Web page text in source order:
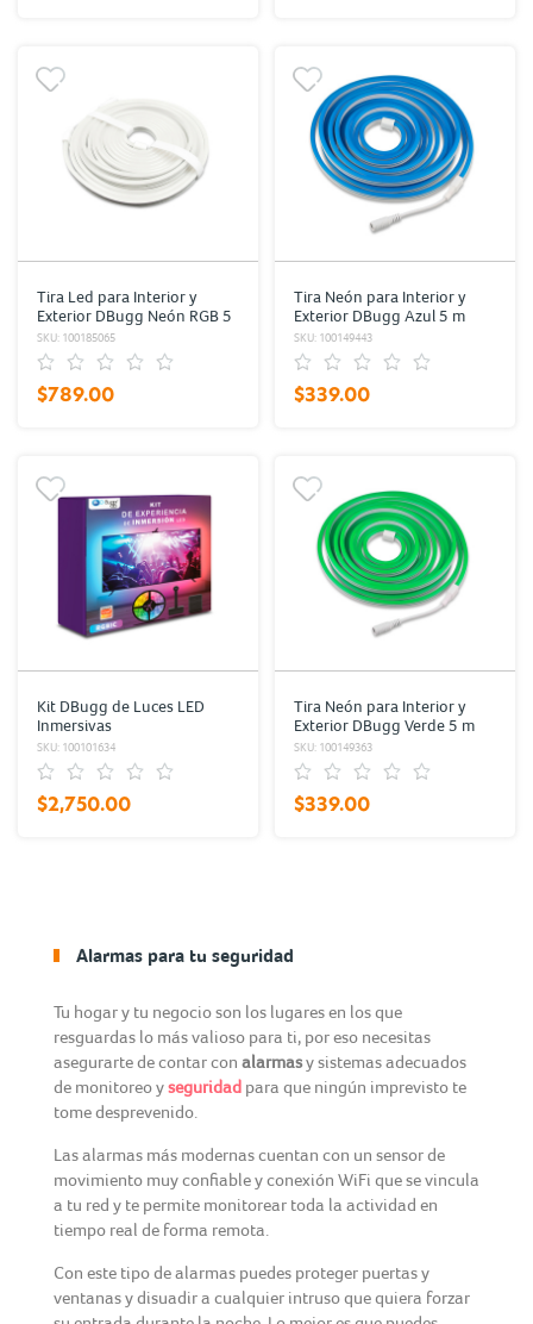
Tira Led para Interior y
Exterior DBugg Neón RGB 5
m
SKU: 100185065
$789.00
Tira Neón para Interior y
Exterior DBugg Azul 5 m
SKU: 100149443
$339.00
Kit DBugg de Luces LED
Inmersivas
SKU: 100101634
$2,750.00
Tira Neón para Interior y
Exterior DBugg Verde 5 m
SKU: 100149363
$339.00
Alarmas para tu seguridad
Tu hogar y tu negocio son los lugares en los que
resguardas lo más valioso para ti, por eso necesitas
asegurarte de contar con alarmasy sistemas adecuados
de monitoreo yseguridadpara que ningún imprevisto te
tome desprevenido.
Las alarmas más modernas cuentan con un sensor de
movimiento muy confiable y conexión WiFi que se vincula
a tu red y te permite monitorear toda la actividad en
tiempo real de forma remota.
Con este tipo de alarmas puedes proteger puertas y
ventanas y disuadir a cualquier intruso que quiera forzar